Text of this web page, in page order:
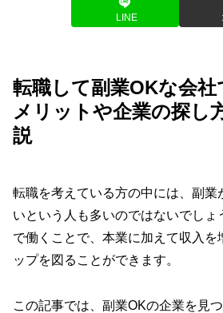
LINE
転職して副業OKな会社
メリットや企業の探し
説
転職を考えている方の中には、副業
いという人も多いのではないでしょ
で働くことで、本業に加えて収入を
ップを図ることができます。
この記事では、副業OKの企業を見